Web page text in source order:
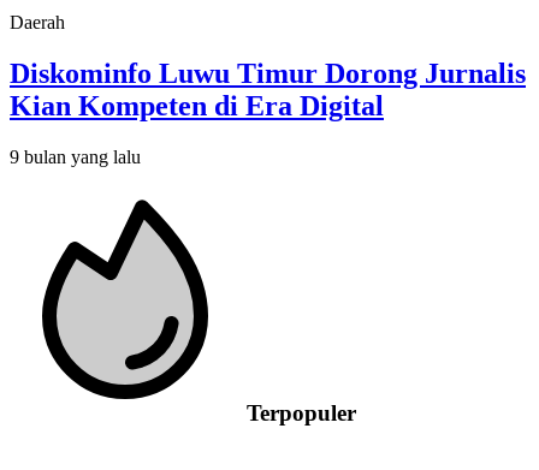
Daerah
Diskominfo Luwu Timur Dorong Jurnalis
Kian Kompeten di Era Digital
9 bulan yang lalu
Terpopuler